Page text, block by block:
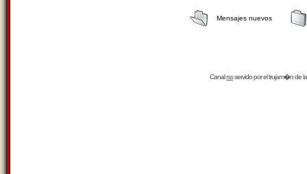
Mensajes nuevos
Canalrssservido por eltrujam�nde